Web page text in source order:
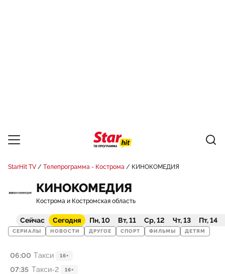
StarHit TV Телепрограмма - Кострома КИНОКОМЕДИЯ
КИНОКОМЕДИЯ
Кострома и Костромская область
Сейчас Сегодня Пн, 10 Вт, 11 Ср, 12 Чт, 13 Пт, 14
СЕРИАЛЫ НОВОСТИ ДРУГОЕ СПОРТ ФИЛЬМЫ ДЕТЯМ
06:00 Такси 16+
07:35 Такси-2 16+